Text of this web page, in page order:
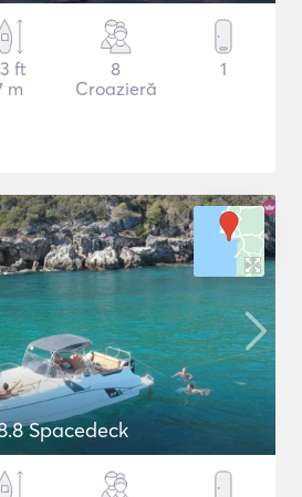
ft
m
8
Croazieră
1
Spacedeck